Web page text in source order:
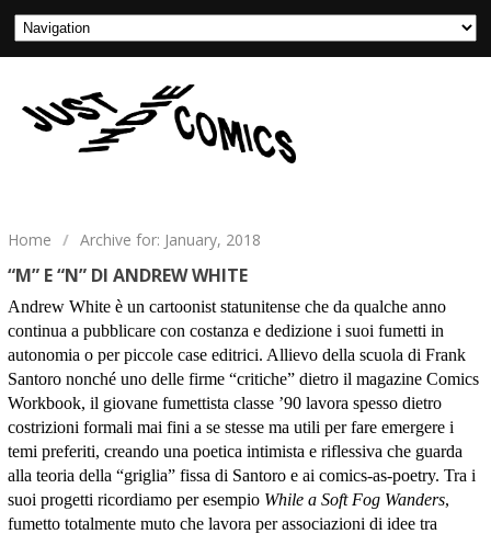
Home / Archive for: January, 2018
“M” E “N” DI ANDREW WHITE
Andrew White è un cartoonist statunitense che da qualche anno
continua a pubblicare con costanza e dedizione i suoi fumetti in
autonomia o per piccole case editrici. Allievo della scuola di Frank
Santoro nonché uno delle firme “critiche” dietro il magazine Comics
Workbook, il giovane fumettista classe ’90 lavora spesso dietro
costrizioni formali mai fini a se stesse ma utili per fare emergere i
temi preferiti, creando una poetica intimista e riflessiva che guarda
alla teoria della “griglia” fissa di Santoro e ai comics-as-poetry. Tra i
suoi progetti ricordiamo per esempio While a Soft Fog Wanders,
fumetto totalmente muto che lavora per associazioni di idee tra